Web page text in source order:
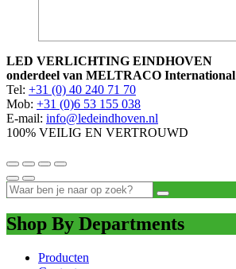
LED VERLICHTING EINDHOVEN
onderdeel van MELTRACO International
Tel: +31 (0) 40 240 71 70
Mob: +31 (0)6 53 155 038
E-mail: info@ledeindhoven.nl
100% VEILIG EN VERTROUWD
Shop By Departments
Producten